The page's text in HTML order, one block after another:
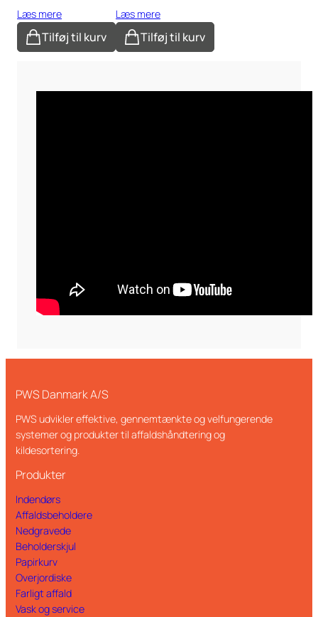
Læs mere
Tilføj til kurv
Læs mere
Tilføj til kurv
PWS Danmark A/S
PWS udvikler effektive, gennemtænkte og velfungerende
systemer og produkter til affaldshåndtering og
kildesortering.
Produkter
Indendørs
Affaldsbeholdere
Nedgravede
Beholderskjul
Papirkurv
Overjordiske
Farligt affald
Vask og service